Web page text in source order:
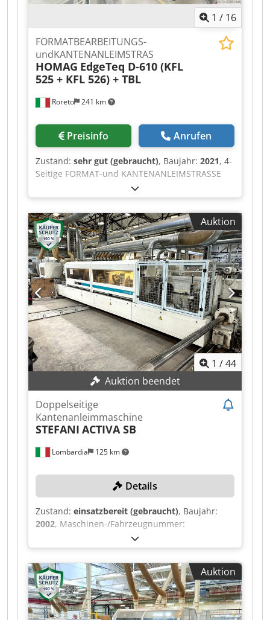
1 / 16
Roreto 241 km
FORMATBEARBEITUNGS-
undKANTENANLEIMSTRAS
HOMAG EdgeTeq D-610 (KFL
525 + KFL 526) + TBL
Preisinfo Anrufen
Zustand: sehr gut (gebraucht), Baujahr: 2021, 4-
Seitige FORMAT-und KANTENANLEIMSTRASSE
Abmessungen der Platten: MIN. mm 195 x 250 x
60 / MAX. mm 1200 x 2500 x 60 Bestehend aus
folgenden Maschinen: Chedpfex Aqbhex Agpea
O12044a) Einlauftisch "HOMAG" Mod. TBL
100/25/12/S mit Antriebsrollen O12044b) 1.
Doppelseitige Format- und
Kantenanleimmaschine "HOMAG" Mod.
EDGETEQ D-610 (KFL 525/5/A3/15) O12044c)
Drehstation (90° LÄNGS-QUER.)"HOMAG" Mod.
TDL 310 / 25 / 12 O12044d) 2. Doppelseitige
Format-und Kantenanleimmaschine "HOMAG"
Mod. EDGETEQ D-610 (KFL 526/6/A3/25)
Auktion
1 /44
Auktion beendet
Lombardia 125 km
Doppelseitige
Kantenanleimmaschine
STEFANI ACTIVA SB
Details
Zustand: einsatzbereit (gebraucht), Baujahr:
2002, Maschinen-/Fahrzeugnummer:
, Funktionsfähigkeit:
funktionsfähig, Werkstückhöhe (max.):60 mm,
Werkstückbreite (max.):3’200 mm,
Vorschubgeschwindigkeit X-Achse:40 m/min,
TECHNISCHE DETAILS Mobile Schulteröffnung:
3.200 mm Paneelbreite max.: 3.200 mm
Paneelhöhe min.: 10 mm Paneelhöhe max.: 60
Auktion